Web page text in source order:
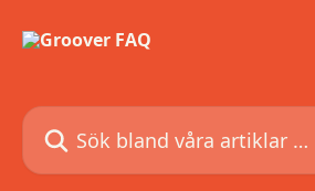
Sök bland våra artiklar …